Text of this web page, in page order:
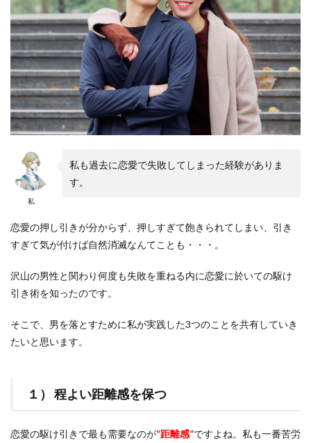
私
私も過去に恋愛で失敗してしまった経験がありま
す。
恋愛の押し引きが分からず、押しすぎて飽きられてしまい、引き
すぎて気が付けば自然消滅なんてことも・・・。
沢山の男性と関わり何度も失敗を重ねる内に恋愛に於いての駆け
引き術を知ったのです。
そこで、男を落とすために私が実践した3つのことを共有していき
たいと思います。
１） 程よい距離感を保つ
恋愛の駆け引きで最も需要なのが“距離感”ですよね。私も一番苦労